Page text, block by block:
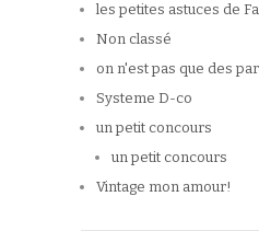
les petites astuces de
Non classé
on n'est pas que des
Systeme D-co
un petit concours
un petit concours
Vintage mon amour!